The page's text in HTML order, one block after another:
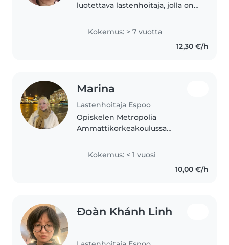
luotettava lastenhoitaja, jolla on 7
työskentelystä. Viihdyn lasten
Kokemus: > 7 vuotta
12,30 €/h
Marina
Lastenhoitaja Espoo
Opiskelen Metropolia
Ammattikorkeakoulussa
liittyvät sekä tekniikkaan että
lääketieteeseen, ja niiden kautta
Kokemus: < 1 vuosi
10,00 €/h
Đoàn Khánh Linh